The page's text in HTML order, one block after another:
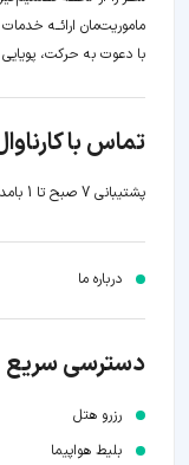
ماموریت‌مان اراﺋــﻪ
با دعوت به حرکت،
تماس با
پشتیبانی 7 صبح تا 1 بامداد:
درباره ما
دسترسی سریع
رزرو هتل
بلیط هواپیما